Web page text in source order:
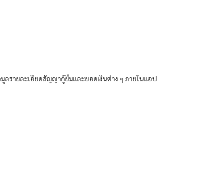
รายละเอียดสัญญากู้ยืมและยอดเงินต่าง ๆ ภายในแอป